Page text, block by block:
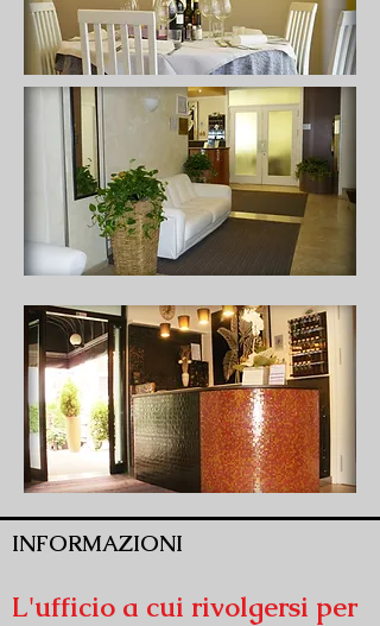
INFORMAZIONI
L'ufficio a cui rivolgersi per